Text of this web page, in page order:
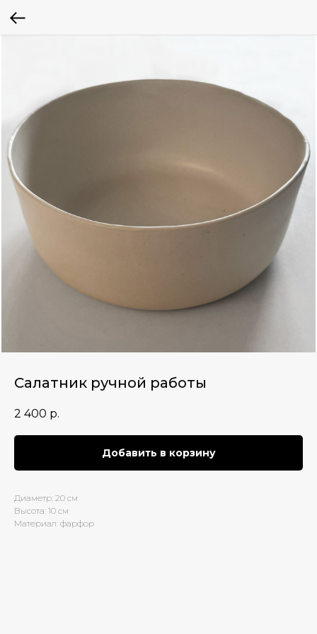
Салатник ручной работы
2 400 р.
Добавить в корзину
Диаметр: 20 см
Высота: 10 см
Материал: фарфор